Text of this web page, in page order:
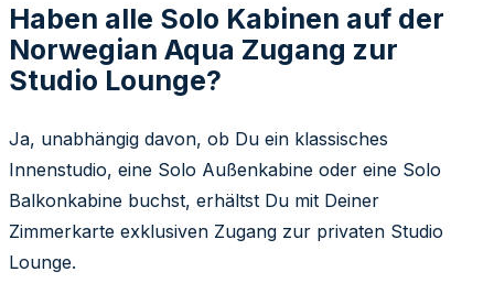
Haben alle Solo Kabinen auf der
Norwegian Aqua Zugang zur
Studio Lounge?
Ja, unabhängig davon, ob Du ein klassisches
Innenstudio, eine Solo Außenkabine oder eine Solo
Balkonkabine buchst, erhältst Du mit Deiner
Zimmerkarte exklusiven Zugang zur privaten Studio
Lounge.